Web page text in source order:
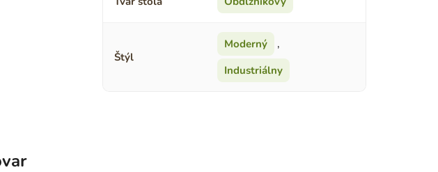
Štýl
Moderný
,
Industriálny